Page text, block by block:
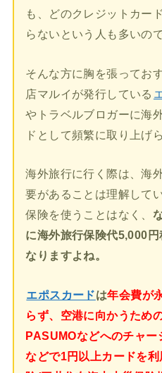
も、どのクレジットカー
らないという人も多いの
そんな方に胸を張ってお
店マルイが発行している
やトラベルブロガーに海
ドとして頻繁に取り上げ
海外旅行に行く際は、海
要があることは理解して
保険を使うことはなく、
に海外旅行保険代5,000
なりますよね。
エポスカードは年会費が
らず、空港に向かうため
PASUMOなどへのチャー
などで1円以上カードを